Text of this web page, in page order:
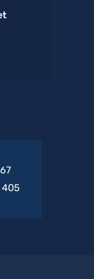
405